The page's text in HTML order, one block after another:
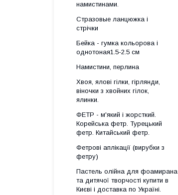
намистинами.
Стразовые ланцюжка і
стрічки
Бейка - гумка кольорова і
однотоная1.5-2.5 см
Намистини, перлина
Хвоя, ялові гілки, гірлянди,
віночки з хвойних гілок,
ялинки.
ФЕТР - м'який і жорсткий.
Корейська фетр. Турецький
фетр. Китайський фетр.
Фетрові аплікації (вирубки з
фетру)
Пастель олійна для фоамирана
та дитячої творчості купити в
Києві і доставка по Україні.